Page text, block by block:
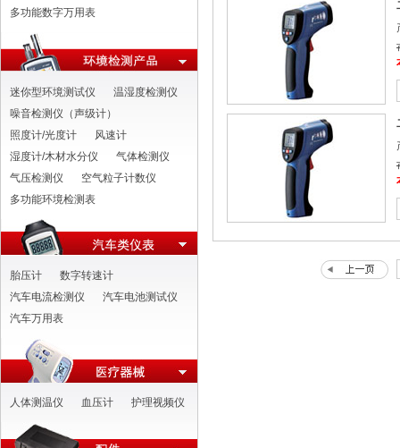
多功能数字万用表
迷你型环境测试仪
温湿度检测仪
噪音检测仪（声级计）
照度计/光度计
风速计
湿度计/木材水分仪
气体检测仪
气压检测仪
空气粒子计数仪
多功能环境检测表
胎压计
数字转速计
汽车电流检测仪
汽车电池测试仪
汽车万用表
人体测温仪 血压计 护理视频仪